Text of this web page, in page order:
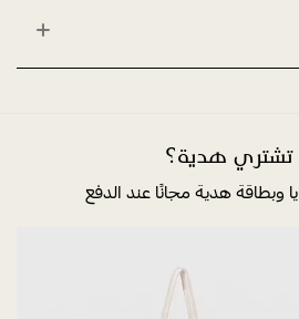
هدية؟
وبطاقة هدية مجانًا عند الدفع